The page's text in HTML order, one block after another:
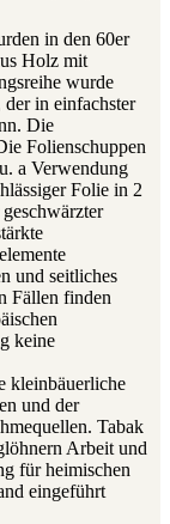
in den 60er
Holz mit
wurde
der in einfachster
Die
Folienschuppen
a Verwendung
Folie in 2
und seitliches
Fällen finden
keine
kleinbäuerliche
und der
Tabak
Arbeit und
für heimischen
eingeführt